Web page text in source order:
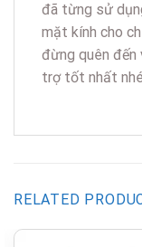
đã từng sử
mặt kính cho
đừng quên
trợ tốt nhất
RELATED